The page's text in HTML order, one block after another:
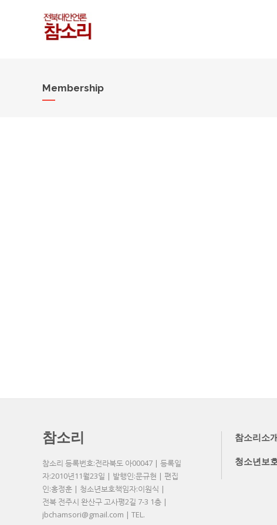
Membership
참소리
참소리 등록번호:전라북도 아00047 | 등록일
자:2010년11월23일 | 발행인:문규현 | 편집
인:홍정훈 | 청소년보호책임자:이원식 |
전북 전주시 완산구 고사평2길 7-3 1층 |
jbchamsori@gmail.com | TEL.
참소리소
청소년보